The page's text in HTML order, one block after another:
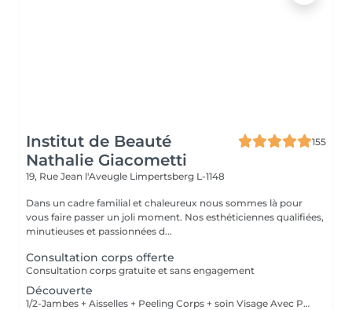
Institut de Beauté
Nathalie Giacometti
155
19, Rue Jean l'Aveugle Limpertsberg L-1148
Dans un cadre familial et chaleureux nous sommes là pour
vous faire passer un joli moment. Nos esthéticiennes qualifiées,
minutieuses et passionnées d...
Consultation corps offerte
Consultation corps gratuite et sans engagement
Découverte
1/2-Jambes + Aisselles + Peeling Corps + soin Visage Avec Petite Gourmandise